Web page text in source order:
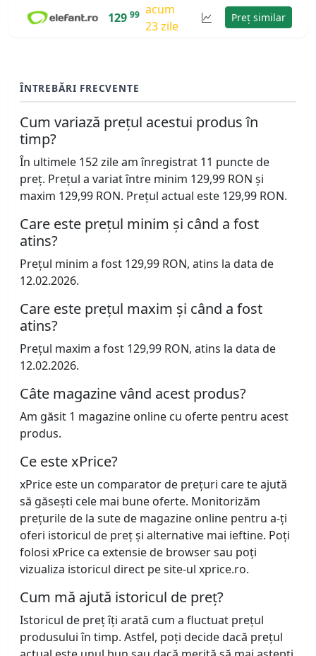
129 99 acum
23 zile
Preț similar
ÎNTREBĂRI FRECVENTE
Cum variază prețul acestui produs în
timp?
În ultimele 152 zile am înregistrat 11 puncte de
preț. Prețul a variat între minim 129,99 RON și
maxim 129,99 RON. Prețul actual este 129,99 RON.
Care este prețul minim și când a fost
atins?
Prețul minim a fost 129,99 RON, atins la data de
12.02.2026.
Care este prețul maxim și când a fost
atins?
Prețul maxim a fost 129,99 RON, atins la data de
12.02.2026.
Câte magazine vând acest produs?
Am găsit 1 magazine online cu oferte pentru acest
produs.
Ce este xPrice?
xPrice este un comparator de prețuri care te ajută
să găsești cele mai bune oferte. Monitorizăm
prețurile de la sute de magazine online pentru a-ți
oferi istoricul de preț și alternative mai ieftine. Poți
folosi xPrice ca extensie de browser sau poți
vizualiza istoricul direct pe site-ul xprice.ro.
Cum mă ajută istoricul de preț?
Istoricul de preț îți arată cum a fluctuat prețul
produsului în timp. Astfel, poți decide dacă prețul